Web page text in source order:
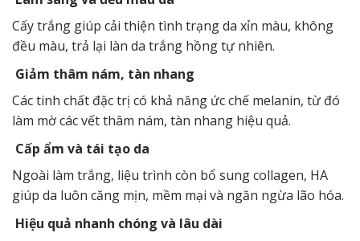
Cấy trắng giúp cải thiện tình trạng da xỉn màu, không
đều màu, trả lại làn da trắng hồng tự nhiên.
Giảm thâm nám, tàn nhang
Các tinh chất đặc trị có khả năng ức chế melanin, từ đó
làm mờ các vết thâm nám, tàn nhang hiệu quả.
Cấp ẩm và tái tạo da
Ngoài làm trắng, liệu trình còn bổ sung collagen, HA
giúp da luôn căng mịn, mềm mại và ngăn ngừa lão hóa.
Hiệu quả nhanh chóng và lâu dài